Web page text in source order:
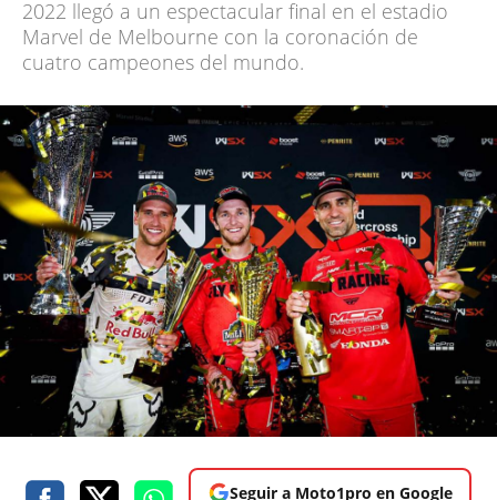
2022 llegó a un espectacular final en el estadio
Marvel de Melbourne con la coronación de
cuatro campeones del mundo.
Seguir a Moto1pro en Google